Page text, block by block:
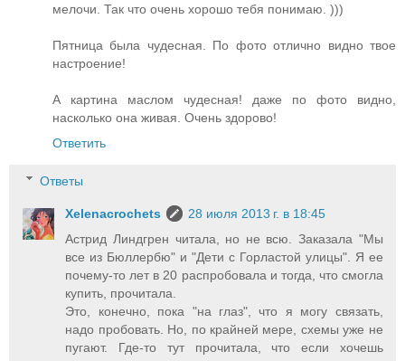
мелочи. Так что очень хорошо тебя понимаю. )))
Пятница была чудесная. По фото отлично видно твое
настроение!
А картина маслом чудесная! даже по фото видно,
насколько она живая. Очень здорово!
Ответить
Ответы
Xelenacrochets
28 июля 2013 г. в 18:45
Астрид Линдгрен читала, но не всю. Заказала "Мы
все из Бюллербю" и "Дети с Горластой улицы". Я ее
почему-то лет в 20 распробовала и тогда, что смогла
купить, прочитала.
Это, конечно, пока "на глаз", что я могу связать,
надо пробовать. Но, по крайней мере, схемы уже не
пугают. Где-то тут прочитала, что если хочешь